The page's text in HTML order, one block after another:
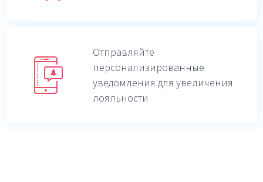
Отправляйте
персонализированные
уведомления для увеличения
лояльности